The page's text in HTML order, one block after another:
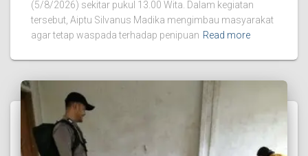
(5/8/2026) sekitar pukul 13.00 Wita. Dalam kegiatan
tersebut, Aiptu Silvanus Madika mengimbau masyarakat
agar tetap waspada terhadap penipuan Read more